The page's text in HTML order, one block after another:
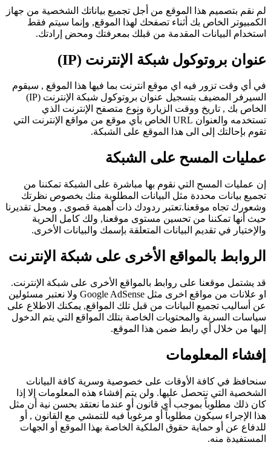
لم نقم بتصميم هذا الموقع من أجل تجميع بياناتك الشخصية من جهاز
الكمبيوتر الخاص بك أثناء تصفحك لهذا الموقع, وإنما سيتم فقط
استخدام البيانات المقدمة من قبلك بمعرفتك ومحض إرادتك.
عنوان بروتوكول شبكة الإنترنت (IP)
في أي وقت تزور فيه اي موقع انترنت بما فيها هذا الموقع , سيقوم
السيرفر المضيف بتسجيل عنوان بروتوكول شبكة الإنترنت (IP)
الخاص بك , تاريخ ووقت الزيارة ونوع متصفح الإنترنت الذي
تستخدمه والعنوان URL الخاص بأي موقع من مواقع الإنترنت التي
تقوم بإحالتك إلى الى هذا الموقع على الشبكة.
عمليات المسح على الشبكة
إن عمليات المسح التي نقوم بها مباشرة على الشبكة تمكننا من
تجميع بيانات محددة مثل البيانات المطلوبة منك بخصوص نظرتك
وشعورك تجاه موقعنا.تعتبر ردودك ذات أهمية قصوى , ومحل تقديرنا
حيث أنها تمكننا من تحسين مستوى موقعنا, ولك كامل الحرية
والإختيار في تقديم البيانات المتعلقة بإسمك والبيانات الأخرى.
الروابط بالمواقع الأخرى على شبكة الإنترنت
قد يشتمل موقعنا على روابط بالمواقع الأخرى على شبكة الإنترنت.
او علانات من مواقع اخرى مثل Google AdSense ولا نعتبر مسئولين
عن أساليب تجميع البيانات من قبل تلك المواقع, يمكنك الاطلاع على
سياسات السرية والمحتويات الخاصة بتلك المواقع التي يتم الدخول
إليها من خلال أي رابط ضمن هذا الموقع.
إفشاء المعلومات
سنحافظ في كافة الأوقات على خصوصية وسرية كافة البيانات
الشخصية التي نتحصل عليها. ولن يتم إفشاء هذه المعلومات إلا إذا
كان ذلك مطلوباً بموجب أي قانون أو عندما نعتقد بحسن نية أن مثل
هذا الإجراء سيكون مطلوباً أو مرغوباً فيه للتمشي مع القانون , أو
للدفاع عن أو حماية حقوق الملكية الخاصة بهذا الموقع أو الجهات
المستفيدة منه.